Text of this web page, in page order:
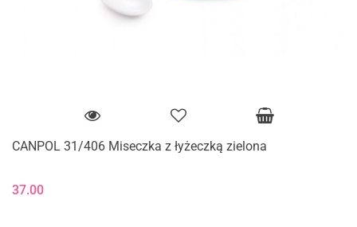
CANPOL 31/406 Miseczka z łyżeczką zielona
37.00